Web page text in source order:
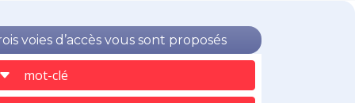
voies d’accès vous sont proposés
mot-clé